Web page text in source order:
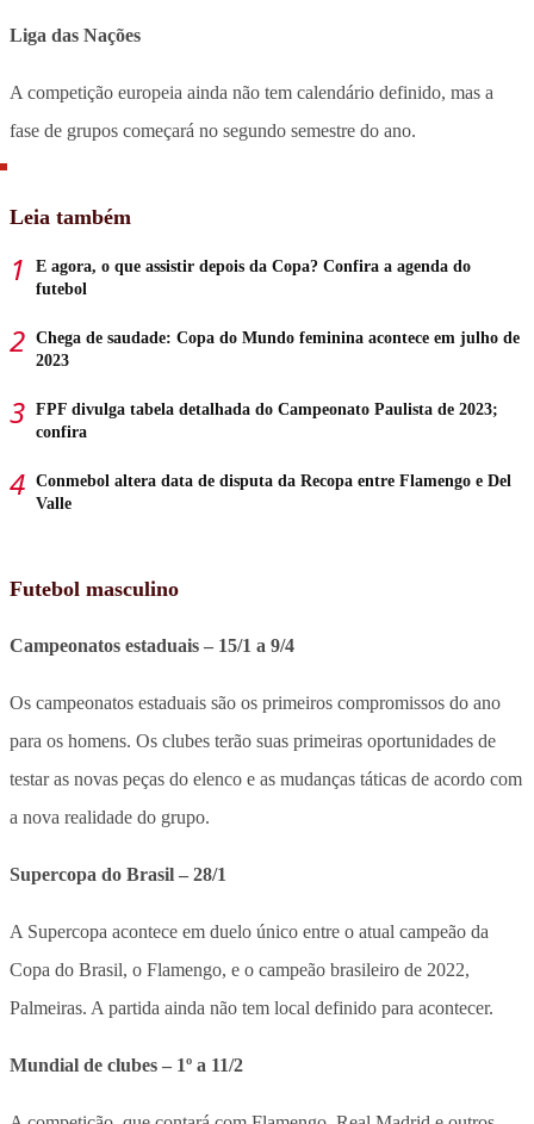
Liga das Nações
A competição europeia ainda não tem calendário definido, mas a
fase de grupos começará no segundo semestre do ano.
Leia também
E agora, o que assistir depois da Copa? Confira a agenda do
futebol
Chega de saudade: Copa do Mundo feminina acontece em julho de
2023
FPF divulga tabela detalhada do Campeonato Paulista de 2023;
confira
Conmebol altera data de disputa da Recopa entre Flamengo e Del
Valle
Futebol masculino
Campeonatos estaduais – 15/1 a 9/4
Os campeonatos estaduais são os primeiros compromissos do ano
para os homens. Os clubes terão suas primeiras oportunidades de
testar as novas peças do elenco e as mudanças táticas de acordo com
a nova realidade do grupo.
Supercopa do Brasil – 28/1
A Supercopa acontece em duelo único entre o atual campeão da
Copa do Brasil, o Flamengo, e o campeão brasileiro de 2022,
Palmeiras. A partida ainda não tem local definido para acontecer.
Mundial de clubes – 1º a 11/2